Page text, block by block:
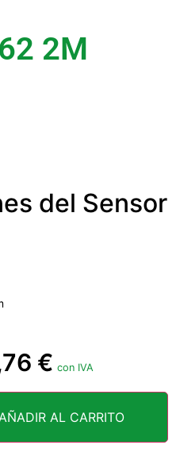
2M
del Sensor
€ con IVA
AL CARRITO